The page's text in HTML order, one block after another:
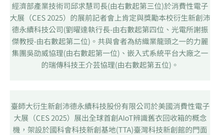
經濟部產業技術司邱求慧司長(由右數起第三位)於消費性電子
大展（CES 2025）的展前記者會上肯定與獎勵本校衍生新創沛
德永續科技公司(劉曜達執行長-由右數起第四位、光電所謝振
傑教授-由右數起第二位)。共與會者為紡織業龍頭之一的力麗
集團吳劭威協理(由右數起第一位)、嵌入式系統平台大廠之一
的瑞傳科技王介芸協理(由右數起第五位)。
臺師大衍生新創沛德永續科技股份有限公司於美國消費性電子
大展（CES 2025）展出全球首創AIoT辨識舊衣回收箱的概念
機，架設於國科會科技新創基地(TTA)臺灣科技新創館的門面